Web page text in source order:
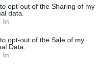
opt-out of the Sharing of my
data.
In
opt-out of the Sale of my
Data.
In